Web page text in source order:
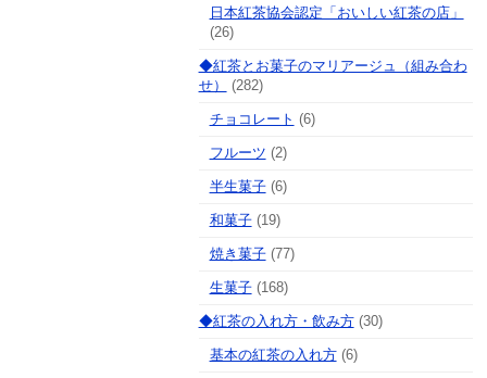
日本紅茶協会認定「おいしい紅茶の店」
(26)
◆紅茶とお菓子のマリアージュ（組み合わ
せ）
(282)
チョコレート (6)
フルーツ (2)
半生菓子(6)
和菓子(19)
焼き菓子(77)
生菓子(168)
◆紅茶の入れ方・飲み方(30)
基本の紅茶の入れ方(6)